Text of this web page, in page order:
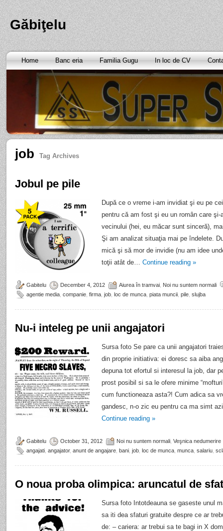
Găbiţelu
Home Banc eria Familia Gugu In loc de CV
job Tag Archives
Jobul pe pile
După ce o vreme i-am invidiat şi eu pe
pentru că am fost şi eu un român care
vecinului (hei, eu măcar sunt sinceră),
Şi am analizat situaţia mai pe îndelete.
mică şi să mor de invidie (nu am idee
toţii atât de… Continue reading »
Gabitelu December 4, 2012 Aiurea în tramvai Noi nu suntem normali
agentie media companie firma job loc de munca piata muncii pile slujba
Nu-i inteleg pe unii angajatori
Sursa foto Se pare ca unii angajatori
din proprie initiativa: ei doresc sa aiba
depuna tot efortul si interesul la job, dar
prost posibil si sa le ofere minime
cum functioneaza asta?! Cum adica sa
gandesc, n-o zic eu pentru ca ma simt
Continue reading »
Gabitelu October 31, 2012 Noi nu suntem normali Veşnica nedumerire
angajati angajator, anunt de angajare bani job loc de munca munca salariu
O noua proba olimpica: aruncatul de
Sursa foto Intotdeauna se gaseste unul
sa iti dea sfaturi gratuite despre ce ar
de: – cariera: ar trebui sa te bagi in X